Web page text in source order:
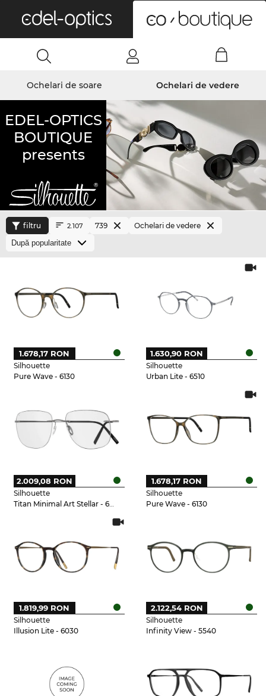
Ochelari de soare Ochelari de vedere
EDEL-OPTICS
BOUTIQUE
presents
filtru 2.107 739 Ochelari de vedere
Silhouette
Pure Wave - 6130
1.678,17 RON
Silhouette
Urban Lite - 6510
1.630,90 RON
Silhouette
Titan Minimal Art Stellar - 6560
2.009,08 RON
Silhouette
Pure Wave - 6130
1.678,17 RON
Silhouette
Illusion Lite - 6030
1.819,99 RON
Silhouette
Infinity View - 5540
2.122,54 RON